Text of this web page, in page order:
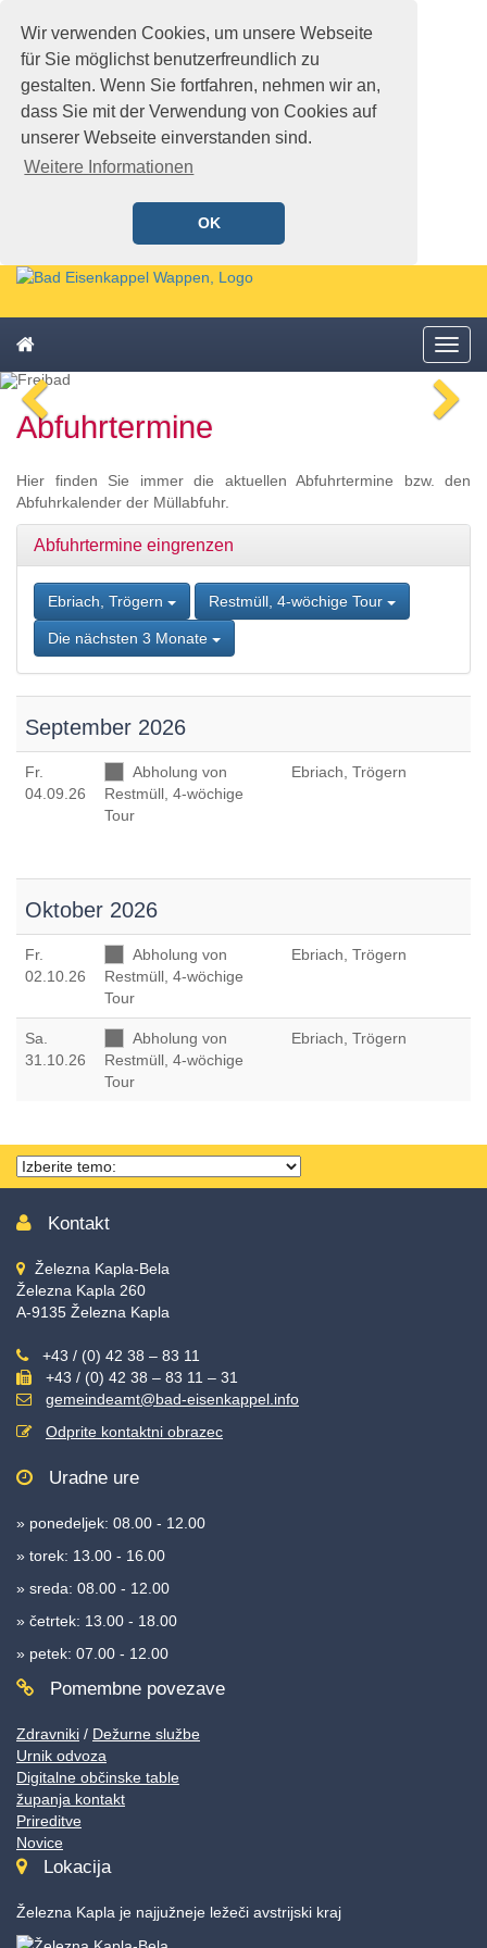
Wir verwenden Cookies, um unsere Webseite
für Sie möglichst benutzerfreundlich zu
gestalten. Wenn Sie fortfahren, nehmen wir an,
dass Sie mit der Verwendung von Cookies auf
unserer Webseite einverstanden sind.
Weitere Informationen
OK
Schnellmenü
Zur
springen,
Accesskey
Zur
Hauptnavigation
springen,
springen,
Kontaktseite
springen,
Sitemap
springen,
Accesskey
Schnellmenü
zurück
Menü
Bild
Zum
Schnellmenü
zurück
Abfuhrtermine
Hier finden Sie immer die aktuellen Abfuhrtermine bzw. den
Abfuhrkalender der Müllabfuhr.
Abfuhrtermine eingrenzen
Ebriach, Trögern Restmüll, 4-wöchige Tour
Die nächsten 3 Monate
September 2026
Fr.
04.09.26
Abholung von
Restmüll, 4-wöchige
Tour
Ebriach, Trögern
Oktober 2026
Fr.
02.10.26
Abholung von
Restmüll, 4-wöchige
Tour
Ebriach, Trögern
Sa.
31.10.26
Abholung von
Restmüll, 4-wöchige
Tour
Ebriach, Trögern
Thema
wählen
Kontakt
Železna Kapla-Bela
Železna Kapla 260
A-9135 Železna Kapla
+43 / (0) 42 38 – 83 11
+43 / (0) 42 38 – 83 11 – 31
gemeindeamt@bad-eisenkappel.info
Odprite kontaktni obrazec
Uradne ure
» ponedeljek: 08.00 - 12.00
» torek: 13.00 - 16.00
» sreda: 08.00 - 12.00
» četrtek: 13.00 - 18.00
» petek: 07.00 - 12.00
Pomembne povezave
Zdravniki / Dežurne službe
Urnik odvoza
Digitalne občinske table
županja kontakt
Prireditve
Novice
Lokacija
Železna Kapla je najjužneje ležeči avstrijski kraj